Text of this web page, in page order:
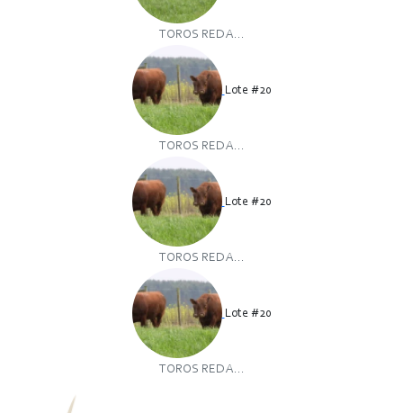
TOROS RED A...
Lote #20
TOROS RED A...
Lote #20
TOROS RED A...
Lote #20
TOROS RED A...